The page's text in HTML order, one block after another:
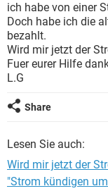
ich habe von einer
Doch habe ich die
bezahlt.
Wird mir jetzt der
Fuer eurer Hilfe
L.G
Share
Lesen Sie auch:
Wird mir jetzt der
"Strom kündigen